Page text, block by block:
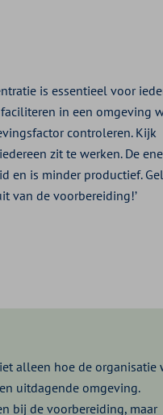
is essentieel voor
in een omgeving
controleren. Kijk
zit te werken. De ene
en is minder productief.
van de voorbereiding!’
alleen hoe de organisatie
uitdagende omgeving.
bij de voorbereiding, maar